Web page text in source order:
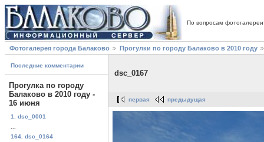
По вопросам
Фотогалерея города Балаково Прогулки по городу Балаково в 2010 году
Последние комментарии
Прогулка по городу
Балаково в 2010 году -
16 июня
1. dsc_0001
164. dsc_0164
dsc_0167
первая предыдущая